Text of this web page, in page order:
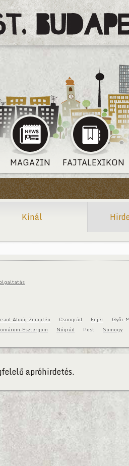
MAGAZIN FAJTALEXIKON
Kínál
Abaúj-Zemplén Csongrád Fejér
Győr-
Esztergom Nógrád Pest Somogy
apróhirdetés.